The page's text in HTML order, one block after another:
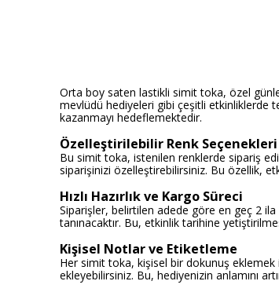
Orta boy saten lastikli simit toka, özel
mevlüdü hediyeleri gibi çeşitli etkinliklerde
kazanmayı hedeflemektedir.
Özelleştirilebilir Renk Seçenekleri
Bu simit toka, istenilen renklerde sipariş
siparişinizi özelleştirebilirsiniz. Bu özellik,
Hızlı Hazırlık ve Kargo Süreci
Siparişler, belirtilen adede göre en geç 2
tanınacaktır. Bu, etkinlik tarihine
Kişisel Notlar ve Etiketleme
Her simit toka, kişisel bir dokunuş eklemek
ekleyebilirsiniz. Bu, hediyenizin anlamını